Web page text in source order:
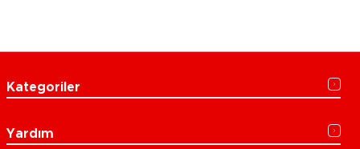
Kategoriler
Yardım